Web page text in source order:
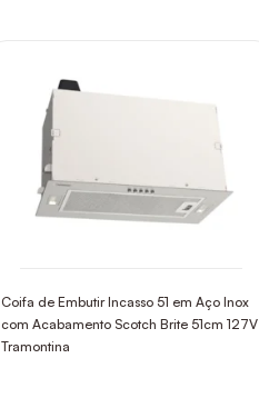
Coifa de Embutir Incasso 51 em Aço Inox
com Acabamento Scotch Brite 51cm 127V
Tramontina